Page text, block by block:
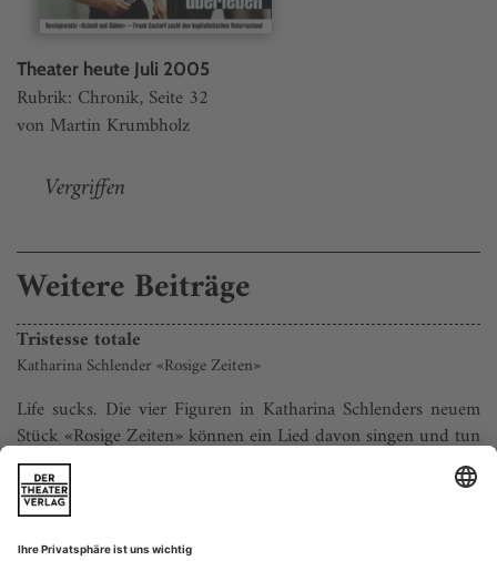
Theater heute Juli 2005
Rubrik: Chronik, Seite 32
von Martin Krumbholz
Vergriffen
Weitere Beiträge
Tristesse totale
Katharina Schlender «Rosige Zeiten»
Life sucks. Die vier Figuren in Katharina Schlenders neuem
Stück «Rosige Zeiten» können ein Lied davon singen und tun
dies auch im Verlauf des Abends noch zur Genüge. Sie heißen
Bruno Butterbrot, Eddi Essig, Henry Heiser und Mila
Mittenzwei und scheinen einem Kinderstück entsprungen,
das wegen Überschreitung des Grenzwerts für chronische